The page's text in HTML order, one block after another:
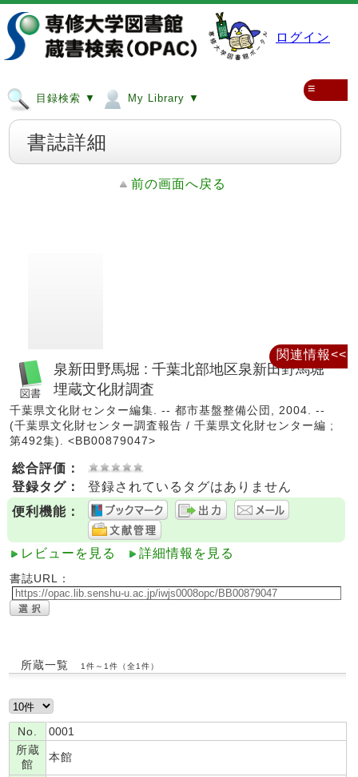
ログイン
目録検索 ▼ My Library ▼
≡
書誌詳細
前の画面へ戻る
泉新田野馬堀 : 千葉北部地区泉新田野馬堀
埋蔵文化財調査
千葉県文化財センター編集. -- 都市基盤整備公団, 2004. --
(千葉県文化財センター調査報告 / 千葉県文化財センター編 ;
第492集). <BB00879047>
総合評価：
登録タグ：
登録されているタグはありません
便利機能：
レビューを見る 詳細情報を見る
書誌URL：
所蔵一覧 1件～1件（全1件）
No.
0001
所蔵
館
本館
関連情報<<